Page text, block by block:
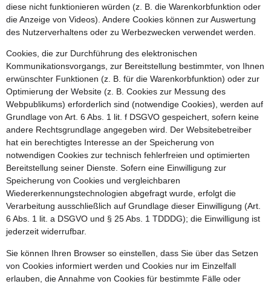
diese nicht funktionieren würden (z. B. die Warenkorbfunktion oder
die Anzeige von Videos). Andere Cookies können zur Auswertung
des Nutzerverhaltens oder zu Werbezwecken verwendet werden.
Cookies, die zur Durchführung des elektronischen
Kommunikationsvorgangs, zur Bereitstellung bestimmter, von Ihnen
erwünschter Funktionen (z. B. für die Warenkorbfunktion) oder zur
Optimierung der Website (z. B. Cookies zur Messung des
Webpublikums) erforderlich sind (notwendige Cookies), werden auf
Grundlage von Art. 6 Abs. 1 lit. f DSGVO gespeichert, sofern keine
andere Rechtsgrundlage angegeben wird. Der Websitebetreiber
hat ein berechtigtes Interesse an der Speicherung von
notwendigen Cookies zur technisch fehlerfreien und optimierten
Bereitstellung seiner Dienste. Sofern eine Einwilligung zur
Speicherung von Cookies und vergleichbaren
Wiedererkennungstechnologien abgefragt wurde, erfolgt die
Verarbeitung ausschließlich auf Grundlage dieser Einwilligung (Art.
6 Abs. 1 lit. a DSGVO und § 25 Abs. 1 TDDDG); die Einwilligung ist
jederzeit widerrufbar.
Sie können Ihren Browser so einstellen, dass Sie über das Setzen
von Cookies informiert werden und Cookies nur im Einzelfall
erlauben, die Annahme von Cookies für bestimmte Fälle oder